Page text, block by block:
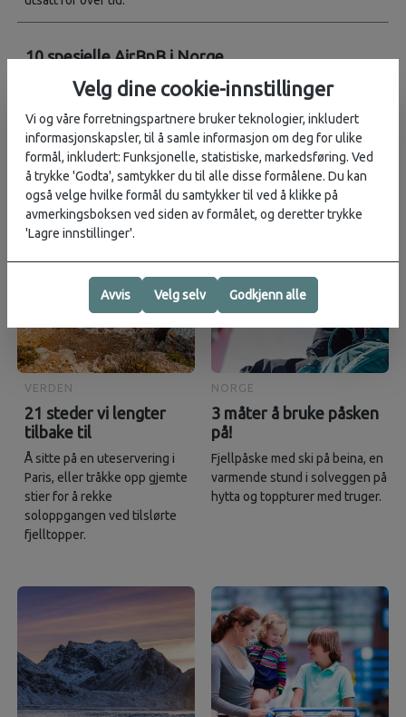
10 spesielle AirBnB i Norge
Tips til steder å leie for en annerledes-uke eller et sted å finne
feriefølelsen, om så bare for en helg. Vi har funnet ti kule
steder å leie på Airbnb.
VERDEN
21 steder vi lengter
tilbake til
Å sitte på en uteservering i
Paris, eller tråkke opp gjemte
stier for å rekke
soloppgangen ved tilslørte
fjelltopper.
NORGE
3 måter å bruke påsken
på!
Fjellpåske med ski på beina, en
varmende stund i solveggen på
hytta og toppturer med truger.
Velg dine cookie-innstillinger
Vi og våre forretningspartnere bruker teknologier, inkludert
informasjonskapsler, til å samle informasjon om deg for ulike
formål, inkludert: Funksjonelle, statistiske, markedsføring. Ved
å trykke 'Godta', samtykker du til alle disse formålene. Du kan
også velge hvilke formål du samtykker til ved å klikke på
avmerkingsboksen ved siden av formålet, og deretter trykke
'Lagre innstillinger'.
Avvis Velg selv Godkjenn alle